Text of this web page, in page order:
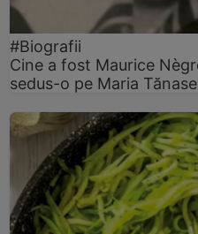
#Biografii
Cine a fost Maurice
sedus-o pe Maria Tănase